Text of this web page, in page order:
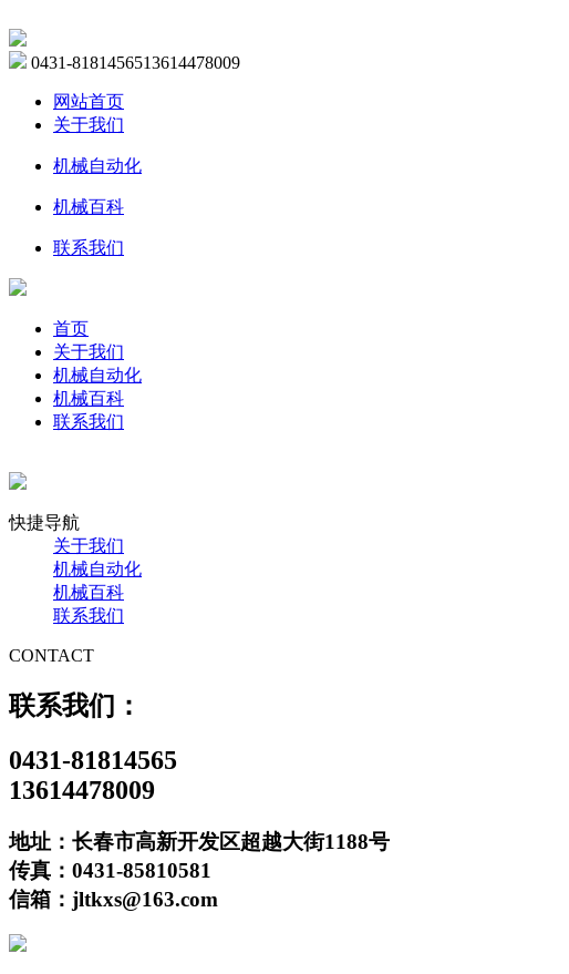
0431-8181456513614478009
网站首页
关于我们
机械自动化
机械百科
联系我们
首页
关于我们
机械自动化
机械百科
联系我们
快捷导航
关于我们
机械自动化
机械百科
联系我们
CONTACT
联系我们：
0431-81814565
13614478009
地址：长春市高新开发区超越大街1188号
传真：0431-85810581
信箱：jltkxs@163.com